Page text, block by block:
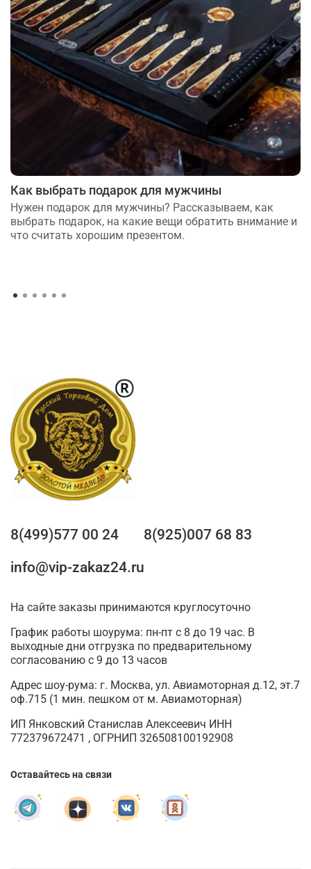
Как выбрать подарок для мужчины
Нужен подарок для мужчины? Рассказываем, как
выбрать подарок, на какие вещи обратить внимание и
что считать хорошим презентом.
8(499)577 00 24
8(925)007 68 83
info@vip-zakaz24.ru
На сайте заказы принимаются круглосуточно
График работы шоурума: пн-пт с 8 до 19 час. В
выходные дни отгрузка по предварительному
согласованию с 9 до 13 часов
Адрес шоу-рума: г. Москва, ул. Авиамоторная д.12, эт.7
оф.715 (1 мин. пешком от м. Авиамоторная)
ИП Янковский Станислав Алексеевич ИНН
772379672471 , ОГРНИП 326508100192908
Оставайтесь на связи